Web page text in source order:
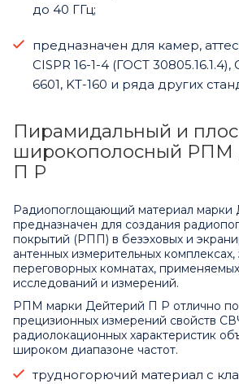
до 40 ГГц;
предназначен для камер,
CISPR 16-1-4 (ГОСТ
6601, KT-160 и ряда других
Пирамидальный и
широкополосный РПМ
П Р
Радиопоглощающий материал
предназначен для создания
покрытий (РПП) в безэховых и
антенных измерительных
переговорных комнатах,
исследований и измерений.
РПМ марки Дейтерий П Р отлично
прецизионных измерений свойств
радиолокационных характеристик
широком диапазоне частот.
трудногорючий материал с